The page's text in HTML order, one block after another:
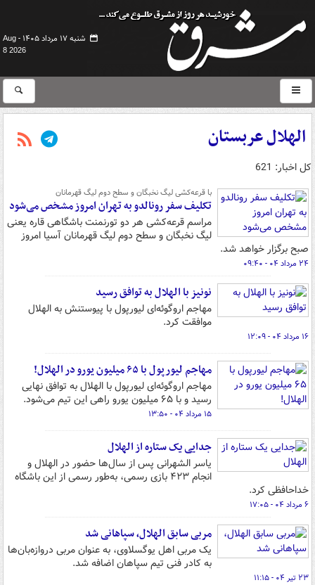
شنبه ۱۷ مرداد ۱۴۰۵ -
Aug
8 2026
الهلال عربستان
کل اخبار: 621
با قرعه‌کشی لیگ نخبگان و سطح دوم لیگ قهرمانان
تکلیف سفر رونالدو به تهران امروز مشخص می‌شود
مراسم قرعه‌کشی هر دو تورنمنت باشگاهی قاره یعنی
لیگ نخبگان و سطح دوم لیگ قهرمانان آسیا امروز
صبح برگزار خواهد شد.
۲۴ مرداد ۰۴ - ۰۹:۴۰
نونیز با الهلال به توافق رسید
مهاجم اروگوئه‌ای لیورپول با پیوستنش به الهلال
موافقت کرد.
۱۶ مرداد ۰۴ - ۱۲:۰۹
مهاجم لیورپول با ۶۵ میلیون یورو در الهلال!
مهاجم اروگوئه‌ای لیورپول با الهلال به توافق نهایی
رسید و با ۶۵ میلیون یورو راهی این تیم می‌شود.
۱۵ مرداد ۰۴ - ۱۳:۵۰
جدایی یک ستاره از الهلال
یاسر الشهرانی پس از سال‌ها حضور در الهلال و
انجام ۴۲۳ بازی رسمی، به‌طور رسمی از این باشگاه
خداحافظی کرد.
۶ مرداد ۰۴ - ۱۷:۰۵
مربی سابق الهلال، سپاهانی شد
یک مربی اهل یوگسلاوی، به عنوان مربی دروازه‌بان‌ها
به کادر فنی تیم سپاهان اضافه شد.
۲۳ تیر ۰۴ - ۱۱:۱۵